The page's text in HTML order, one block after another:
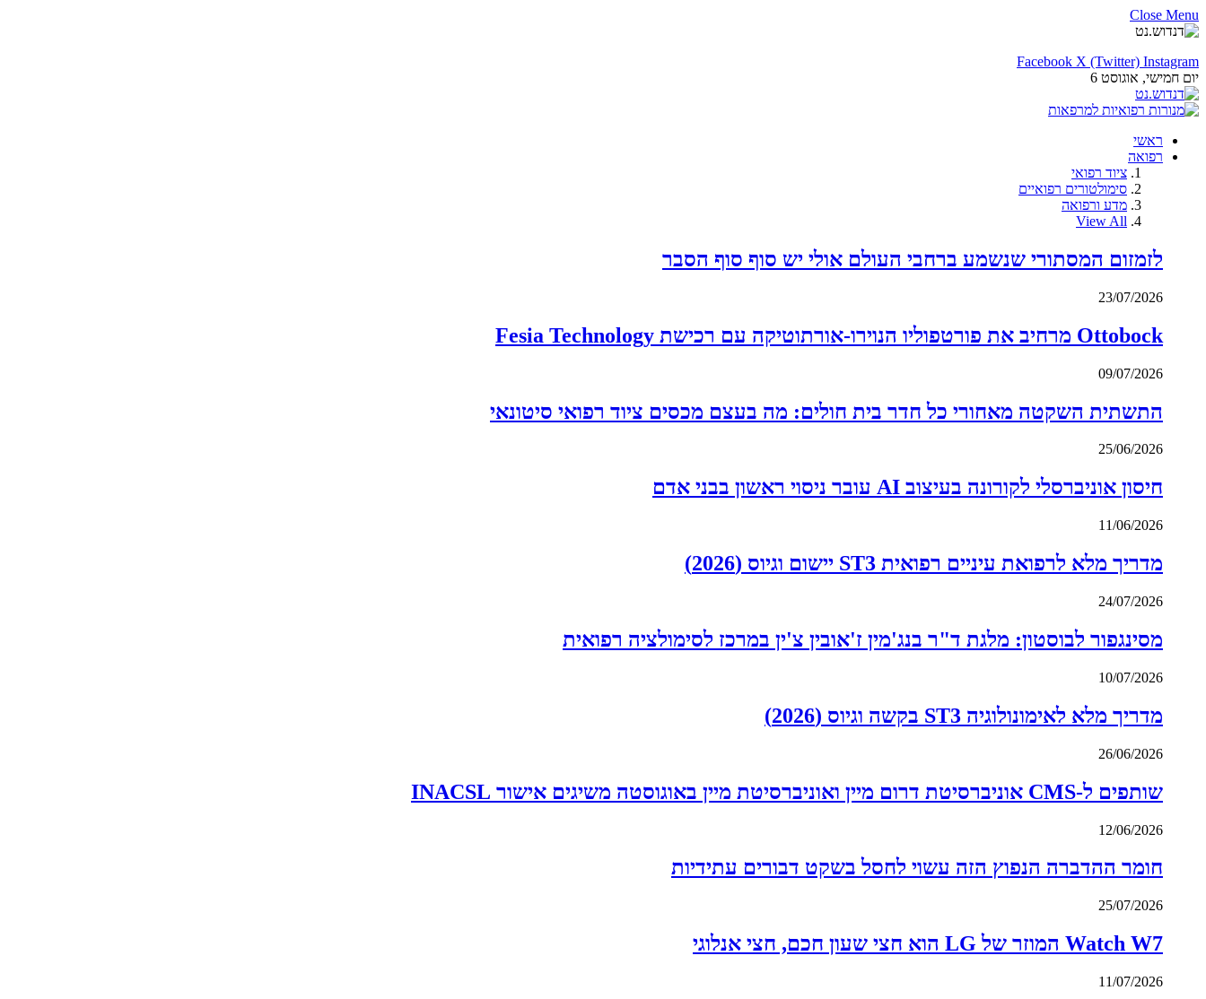
שִׂים
לֵב:
בְּאֲתָר
זֶה
מֻפְעֶלֶת
מַעֲרֶכֶת
"נָגִישׁ
בִּקְלִיק"
הַמְּסַיַּעַת
לִנְגִישׁוּת
לְעִוְורִים
בְּתוֹכְנַת
Control-
לִפְתִיחַת
נְגִישׁוּת.
Close Menu
Facebook X (Twitter) Instagram
יום חמישי, אוגוסט 6
ראשי
רפואה
ציוד רפואי
סימולטורים רפואיים
מדע ורפואה
View All
לזמזום המסתורי שנשמע ברחבי העולם אולי יש סוף סוף הסבר
23/07/2026
Ottobock מרחיב את פורטפוליו הנוירו-אורתוטיקה עם רכישת Fesia Technology
09/07/2026
התשתית השקטה מאחורי כל חדר בית חולים: מה בעצם מכסים ציוד רפואי סיטונאי
25/06/2026
חיסון אוניברסלי לקורונה בעיצוב AI עובר ניסוי ראשון בבני אדם
11/06/2026
מדריך מלא לרפואת עיניים רפואית ST3 יישום וגיוס (2026)
24/07/2026
מסינגפור לבוסטון: מלגת ד"ר בנג'מין ז'אובין צ'ין במרכז לסימולציה רפואית
10/07/2026
מדריך מלא לאימונולוגיה ST3 בקשה וגיוס (2026)
26/06/2026
שותפים ל-CMS אוניברסיטת דרום מיין ואוניברסיטת מיין באוגוסטה משיגים אישור INACSL
12/06/2026
חומר ההדברה הנפוץ הזה עשוי לחסל בשקט דבורים עתידיות
25/07/2026
Watch W7 המוזר של LG הוא חצי שעון חכם, חצי אנלוגי
11/07/2026